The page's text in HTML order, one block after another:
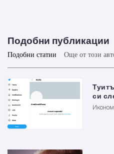
Подобни публикации
Подобни статии Още от този
си